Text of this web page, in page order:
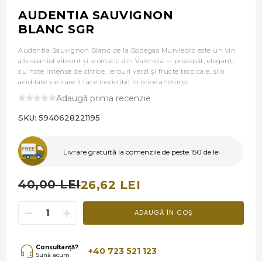
AUDENTIA SAUVIGNON
BLANC SGR
Audentia Sauvignon Blanc de la Bodegas Murviedro este un vin
alb spaniol vibrant și aromatic din Valencia — proaspăt, elegant,
cu note intense de citrice, ierburi verzi și fructe tropicale, și o
aciditate vie care îl face irezistibil în orice anotimp.
Adaugă prima recenzie
SKU: 5940628221195
Livrare gratuită la comenzile de peste 150 de lei
40,00 LEI26,62 LEI
ADAUGĂ ÎN COȘ
Consultanță?
Sună acum
+40 723 521 123